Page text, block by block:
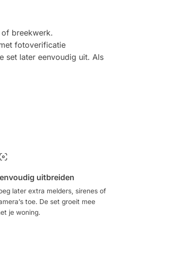
breekwerk.
fotoverificatie
set later eenvoudig uit. Als
uitbreiden
later extra melders, sirenes of
toe. De set groeit mee
je woning.